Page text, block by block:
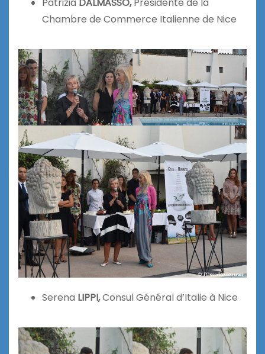
Patrizia DALMASSO,Présidente de la
Chambre de Commerce Italienne de Nice
Serena LIPPI,Consul Général d’Italie à Nice